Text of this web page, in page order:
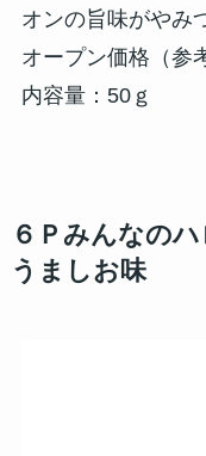
オンの旨味がやみ
オープン価格（参
内容量：50ｇ
６Ｐみんなの
うましお味